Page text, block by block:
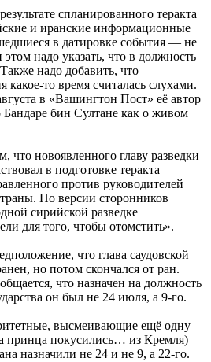
спланированного теракта
и иранские информационные
в датировке события — не
надо указать, что в должность
надо добавить, что
то время считалась слухами.
в «Вашингтон Пост» её автор
бин Султане как о живом
что новоявленного главу разведки
в подготовке теракта
против руководителей
По версии сторонников
сирийской разведке
для того, чтобы отомстить».
что глава саудовской
но потом скончался от ран.
что назначен на должность
он был не 24 июля, а 9-го.
высмеивающие ещё одну
принца покусились… из Кремля)
назначили не 24 и не 9, а 22-го.